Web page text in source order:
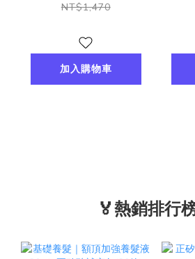
NT$1,470
加入購物車
🏅熱銷排行